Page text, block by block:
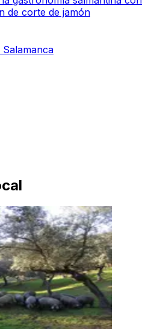
de corte de jamón